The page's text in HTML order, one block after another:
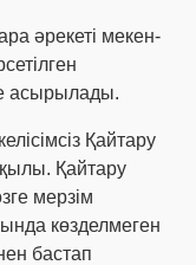
әрекеті мекен-
асырылады.
Қайтару
Қайтару
мерзім
көзделмеген
бастап